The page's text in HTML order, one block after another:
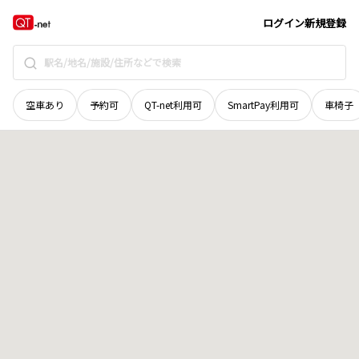
ログイン新規登録
空車あり 予約可 QT-net利用可 SmartPay利用可 車椅子
奈良県